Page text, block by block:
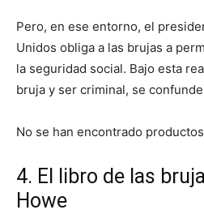
Pero, en ese entorno, el
Unidos obliga a las brujas a
la seguridad social. Bajo esta
bruja y ser criminal, se
No se han encontrado
4. El libro de las
Howe